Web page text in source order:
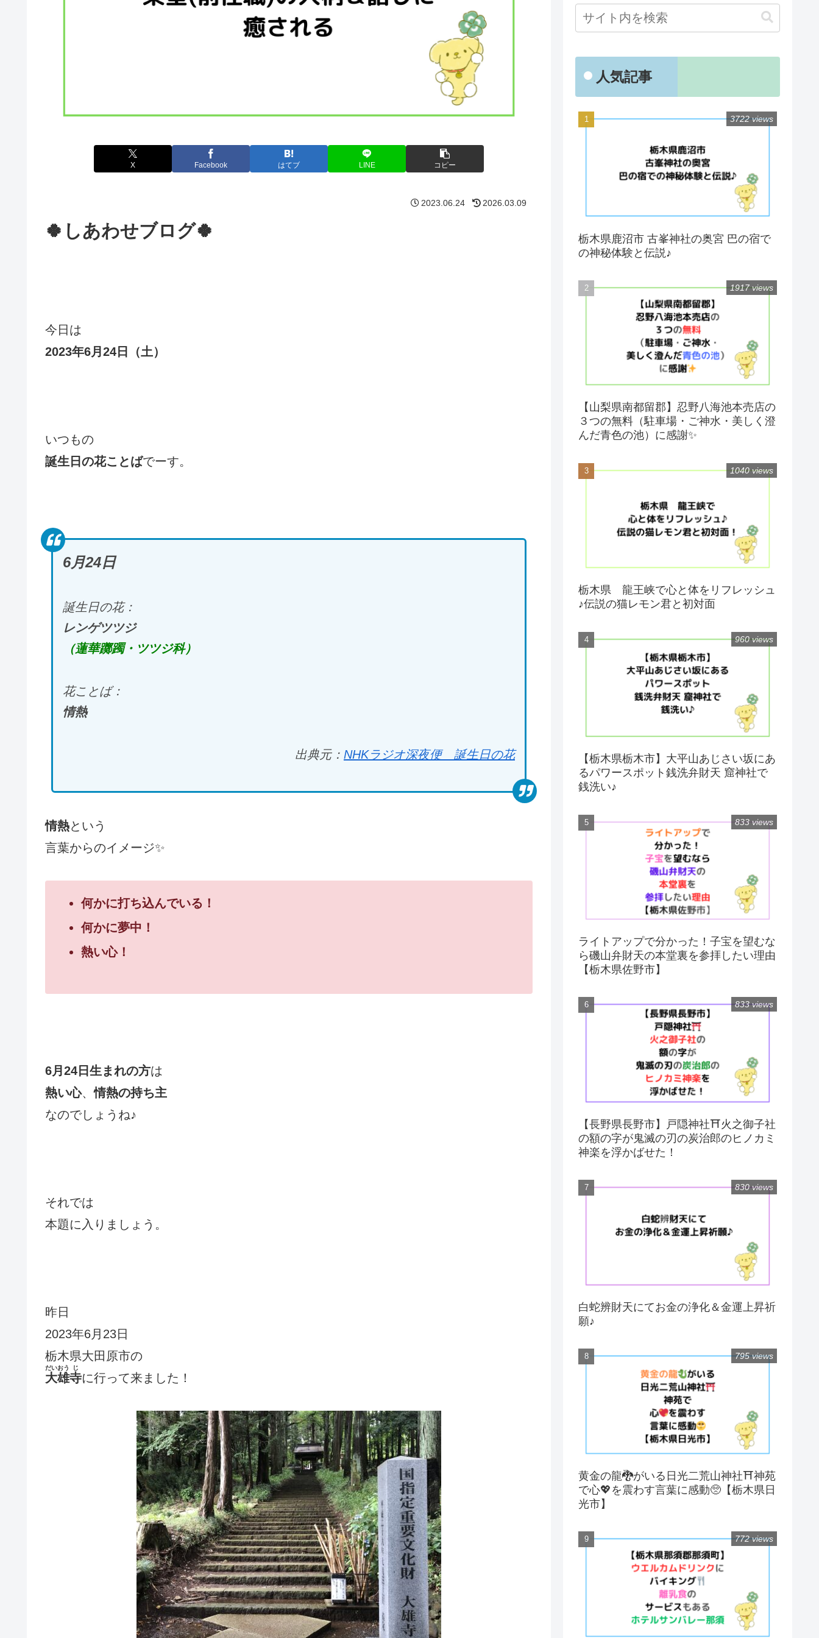
X Facebook はてブ LINE コピー
2023.06.24 2026.03.09
🍀しあわせブログ🍀
今日は
2023年6月24日（土）
いつもの
誕生日の花ことばでーす。
6月24日
誕生日の花：
レンゲツツジ
（蓮華躑躅・ツツジ科）
花ことば：
情熱
出典元： NHKラジオ深夜便 誕生日の花
情熱という
言葉からのイメージ✨
何かに打ち込んでいる！
何かに夢中！
熱い心！
6月 24 日生まれの方は
熱い心、情熱の持ち主
なのでしょうね♪
それでは
本題に入りましょう。
昨日
2023年6月 23日
栃木県大田原市の
大雄
だいおう
寺
じ
に行って来ました！
人気記事
栃木県鹿沼市 古峯神社の奥宮 巴の宿で
の神秘体験と伝説♪
3722 views
【山梨県南都留郡】忍野八海池本売店の
３つの無料（駐車場・ご神水・美しく澄
んだ青色の池）に感謝✨
1917 views
栃木県 龍王峡で心と体をリフレッシュ
♪伝説の猫レモン君と初対面
1040 views
【栃木県栃木市】大平山あじさい坂にあ
るパワースポット銭洗弁財天 窟神社で
銭洗い♪
960 views
ライトアップで分かった！子宝を望むな
ら磯山弁財天の本堂裏を参拝したい理由
【栃木県佐野市】
833 views
【長野県長野市】戸隠神社⛩火之御子社
の額の字が鬼滅の刃の炭治郎のヒノカミ
神楽を浮かばせた！
833 views
白蛇辨財天にてお金の浄化＆金運上昇祈
願♪
830 views
黄金の龍🐉がいる日光二荒山神社⛩神苑
で心💖を震わす言葉に感動🥺【栃木県日
光市】
795 views
772 views